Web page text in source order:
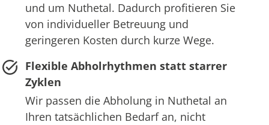
und um Nuthetal. Dadurch profitieren Sie
von individueller Betreuung und
geringeren Kosten durch kurze Wege.
Flexible Abholrhythmen statt starrer
Zyklen
Wir passen die Abholung in Nuthetal an
Ihren tatsächlichen Bedarf an, nicht